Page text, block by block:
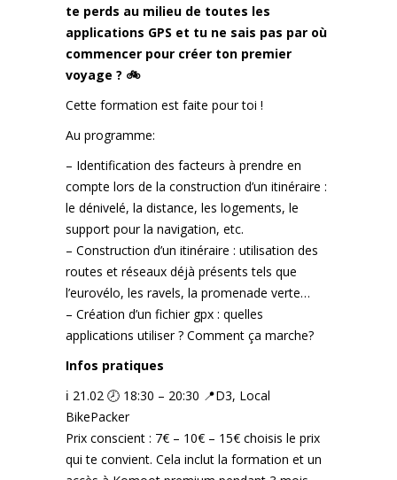
te perds au milieu de toutes les
applications GPS et tu ne sais pas par où
commencer pour créer ton premier
voyage ? 🚲
Cette formation est faite pour toi !
Au programme:
– Identification des facteurs à prendre en
compte lors de la construction d’un itinéraire :
le dénivelé, la distance, les logements, le
support pour la navigation, etc.
– Construction d’un itinéraire : utilisation des
routes et réseaux déjà présents tels que
l’eurovélo, les ravels, la promenade verte…
– Création d’un fichier gpx : quelles
applications utiliser ? Comment ça marche?
Infos pratiques
ℹ️ 21.02 🕗 18:30 – 20:30 📍D3, Local
BikePacker
Prix conscient : 7€ – 10€ – 15€ choisis le prix
qui te convient. Cela inclut la formation et un